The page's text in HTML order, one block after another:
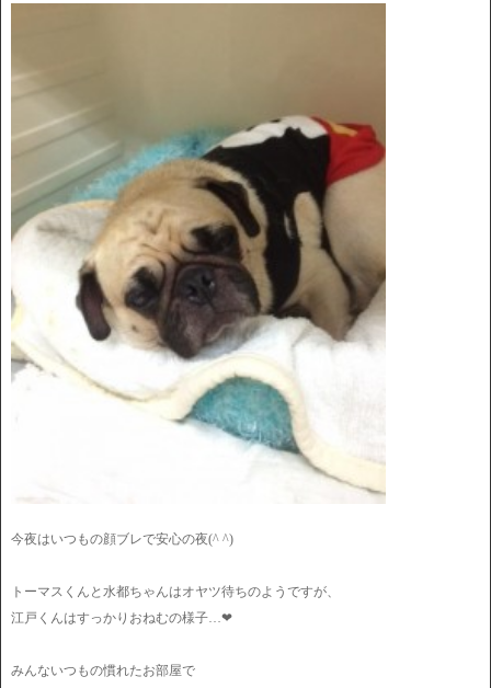
今夜はいつもの顔ブレで安心の夜(^ ^)
トーマスくんと水都ちゃんはオヤツ待ちのようですが、
江戸くんはすっかりおねむの様子…❤︎
みんないつもの慣れたお部屋で